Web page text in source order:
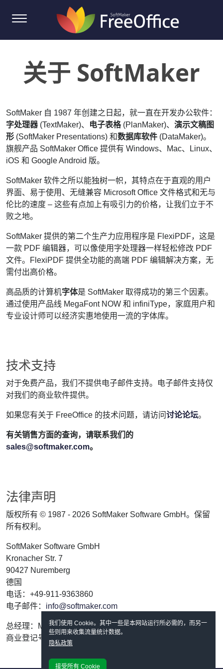
关于 SoftMaker
SoftMaker 自 1987 年创建之日起，就一直在开发办公软件：
字处理器(TextMaker)、 电子表格(PlanMaker)、 演示文稿图
形 (SoftMaker Presentations) 和数据库软件 (DataMaker)。
旗舰产品 SoftMaker Office 提供有 Windows、Mac、Linux、
iOS 和 Google Android 版。
SoftMaker 软件之所以能独树一帜，其特点在于直观的用户
界面、易于使用、无缝兼容 Microsoft Office 文件格式和无与
伦比的速度 – 这些有点加上有吸引力的价格，让我们立于不
败之地。
SoftMaker 提供的第二个生产力应用程序是 FlexiPDF，这是
一款 PDF 编辑器，可以像使用字处理器一样轻松修改 PDF
文件。FlexiPDF 提供全功能的高端 PDF 编辑解决方案，无
需付出高价格。
高品质的计算机字体是 SoftMaker 取得成功的第三个因素。
通过使用产品线 MegaFont NOW 和 infiniType，家庭用户和
专业设计师可以经济实惠地使用一流的字体库。
技术支持
对于免费产品，我们不提供电子邮件支持。电子邮件支持仅
对我们的商业软件提供。
如果您有关于 FreeOffice 的技术问题，请访问讨论论坛。
有关销售方面的查询，请联系我们的
sales@softmaker.com。
法律声明
版权所有 © 1987 - 2026 SoftMaker Software GmbH。保留
所有权利。
SoftMaker Software GmbH
Kronacher Str. 7
90427 Nuremberg
德国
电话：+49-911-9363860
电子邮件： info@softmaker.com
总经理：Martin Kotulla
商业登记号：Nuremberg HRB 8788
我们使用 Cookie。其中一些是本网站运行所必需的，而另一
些则用来收集流量统计数据。
隐私政策
接受所有 Cookie